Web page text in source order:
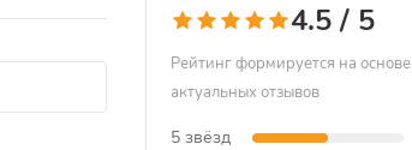
4.5 / 5
Рейтинг формируется на основе
актуальных отзывов
5 звёзд